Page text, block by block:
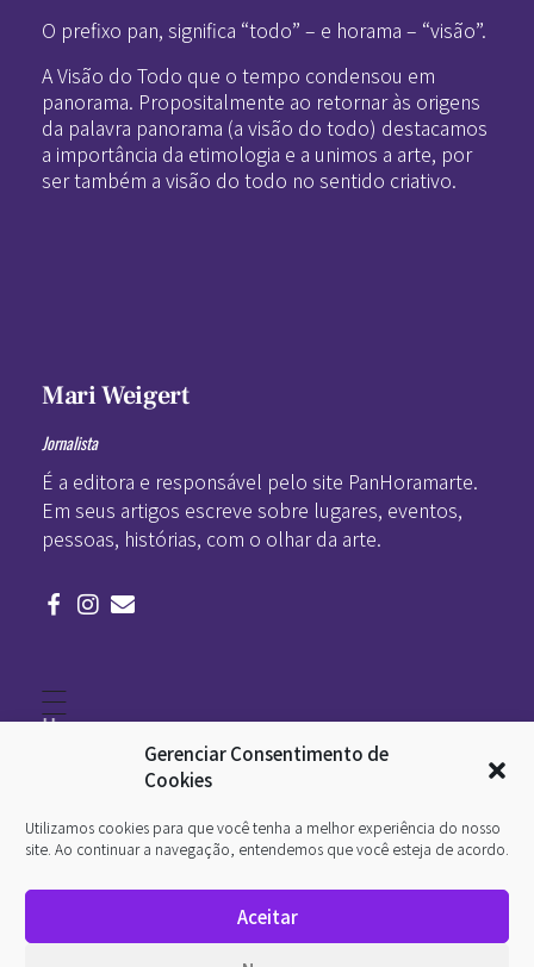
Gerenciar Consentimento de
Cookies
Utilizamos cookies para que você tenha a melhor experiência do nosso
site. Ao continuar a navegação, entendemos que você esteja de acordo.
Aceitar
O prefixo pan, significa “todo” – e horama – “visão”.
A Visão do Todo que o tempo condensou em
panorama. Propositalmente ao retornar às origens
da palavra panorama (a visão do todo) destacamos
a importância da etimologia e a unimos a arte, por
ser também a visão do todo no sentido criativo.
Mari Weigert
Jornalista
É a editora e responsável pelo site PanHoramarte.
Em seus artigos escreve sobre lugares, eventos,
pessoas, histórias, com o olhar da arte.
Home
Arte
O que é arte
InternetArt
Quem somos